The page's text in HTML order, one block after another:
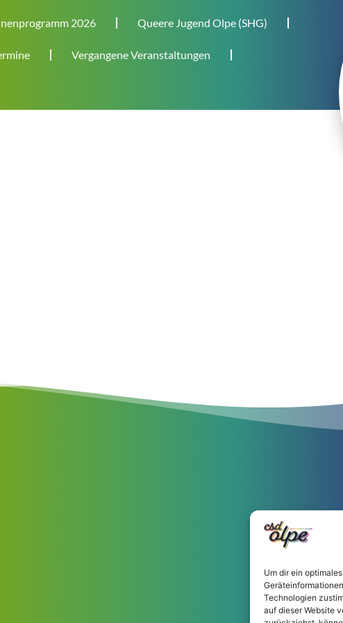
Um dir ein
Technologien
auf dieser Website
2026 Queere Jugend Olpe (SHG)
Vergangene Veranstaltungen